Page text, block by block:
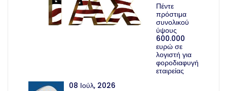
Πέντε
πρόστιμα
συνολικού
ύψους
600.000
ευρώ σε
λογιστή για
φοροδιαφυγή
εταιρείας
08 Ιούλ, 2026